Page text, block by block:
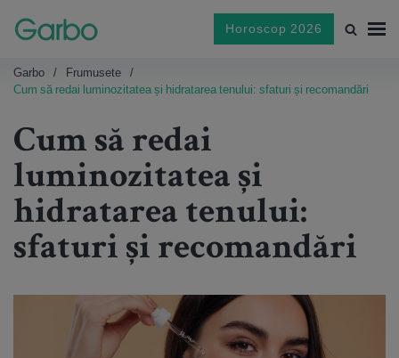
Horoscop 2026
Garbo
Frumusete
Cum să redai luminozitatea și hidratarea tenului: sfaturi și recomandări
Cum să redai
luminozitatea și
hidratarea tenului:
sfaturi și recomandări